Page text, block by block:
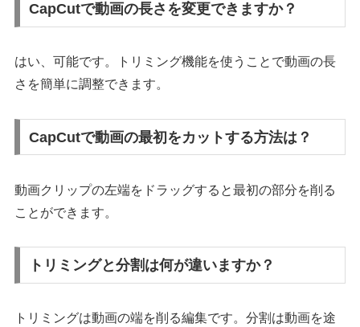
CapCutで動画の長さを変更できますか？
はい、可能です。トリミング機能を使うことで動画の長
さを簡単に調整できます。
CapCutで動画の最初をカットする方法は？
動画クリップの左端をドラッグすると最初の部分を削る
ことができます。
トリミングと分割は何が違いますか？
トリミングは動画の端を削る編集です。分割は動画を途